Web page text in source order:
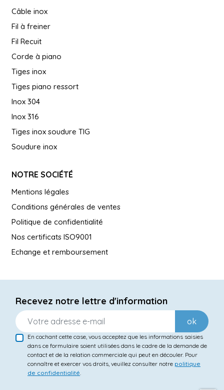
Câble inox
Fil à freiner
Fil Recuit
Corde à piano
Tiges inox
Tiges piano ressort
Inox 304
Inox 316
Tiges inox soudure TIG
Soudure inox
NOTRE SOCIÉTÉ
Mentions légales
Conditions générales de ventes
Politique de confidentialité
Nos certificats ISO9001
Echange et remboursement
Recevez notre lettre d'information
ok
En cochant cette case, vous acceptez que les informations saisies
dans ce formulaire soient utilisées dans le cadre de la demande de
contact et de la relation commerciale qui peut en découler. Pour
connaître et exercer vos droits, veuillez consulter notre politique
de confidentialité.